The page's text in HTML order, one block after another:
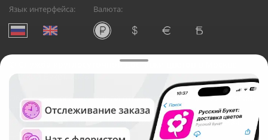
Язык интерфейса: Валюта:
Служба круглосуточной доставки цветов в Москве
Русский Букет, 2026
Общество с ограниченной ответственностью «Технология»
ОГРН: 1195476081745, ИНН: 5410081997
Юридический адрес: г. Новосибирск, ул. Ипподромская,
д.42, оф. 3